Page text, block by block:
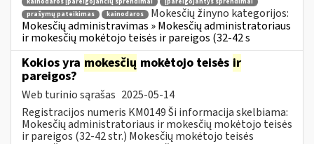
kainodaros įpareigojančių sprendimai
įpareigojantys sprendimai
prašymų pateikimas
kainodaros
Mokesčių žinyno kategorijos:
Mokesčių administravimas » Mokesčių administratoriaus
ir mokesčių mokėtojo teisės ir pareigos (32-42 s
Kokios yra mokesčių mokėtojo teisės ir
pareigos?
Web turinio sąrašas 2025-05-14
Registracijos numeris KM0149 Ši informacija skelbiama:
Mokesčių administratoriaus ir mokesčių mokėtojo teisės
ir pareigos (32-42 str.) Mokesčių mokėtojo teisės